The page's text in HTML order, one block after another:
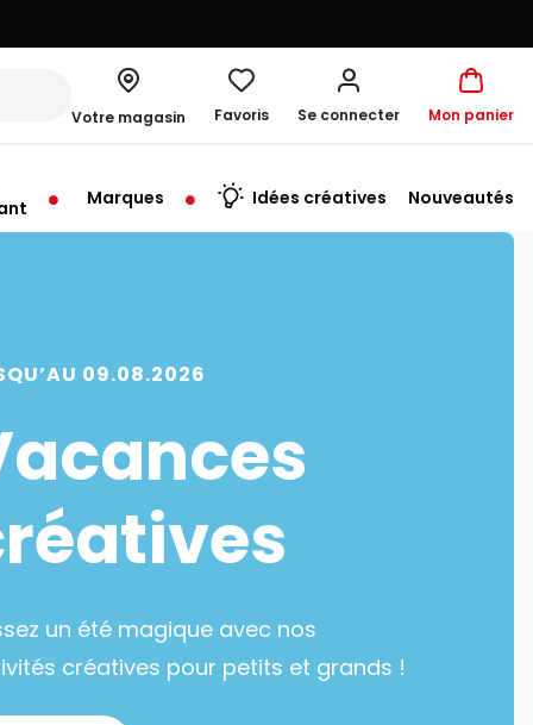
Votre magasin
à 19:30
Favoris Se connecter Mon panier
Marques Idées créatives Nouveautés
09.08.2026
un été magique avec nos
créatives pour petits et grands !